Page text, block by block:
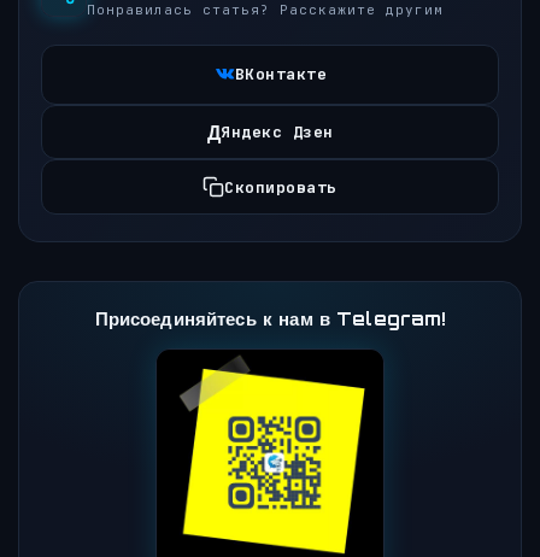
Понравилась статья? Расскажите другим
ВКонтакте
ДЯндекс Дзен
Скопировать
Присоединяйтесь к нам в Telegram!